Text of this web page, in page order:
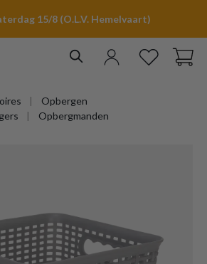
15/8 (O.L.V. Hemelvaart)
Opbergen
Opbergmanden